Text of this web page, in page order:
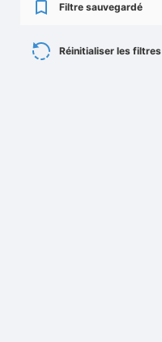
Filtre sauvegardé
Réinitialiser les filtres